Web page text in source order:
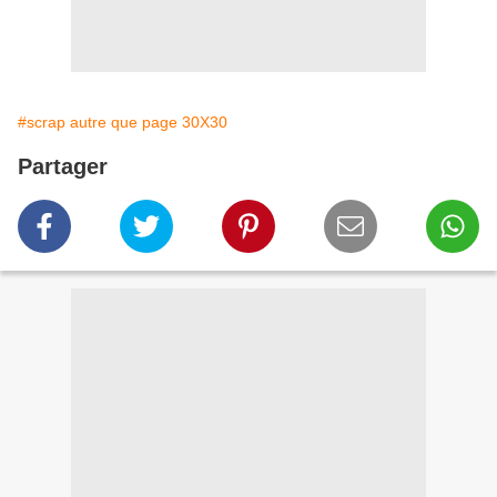
#scrap autre que page 30X30
Partager